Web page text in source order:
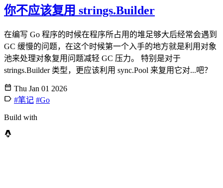
你不应该复用 strings.Builder
在编写 Go 程序的时候在程序所占用的堆足够大后经常会遇到
GC 缓慢的问题，在这个时候第一个入手的地方就是利用对象
池来处理对象复用问题减轻 GC 压力。 特别是对于
strings.Builder 类型，更应该利用 sync.Pool 来复用它对...吧？
Thu Jan 01 2026
#笔记 #Go
Build with